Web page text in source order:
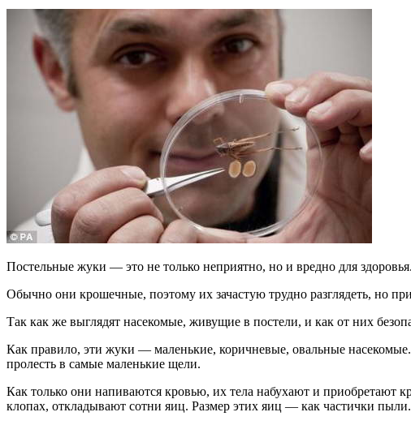
Постельные жуки — это не только неприятно, но и вредно для
Обычно они крошечные, поэтому их зачастую трудно разглядеть, но
Так как же выглядят насекомые, живущие в постели, и как от них
Как правило, эти жуки — маленькие, коричневые, овальные
пролесть в самые маленькие щели.
Как только они напиваются кровью, их тела набухают и приобретают
клопах, откладывают сотни яиц. Размер этих яиц — как частички пыли.